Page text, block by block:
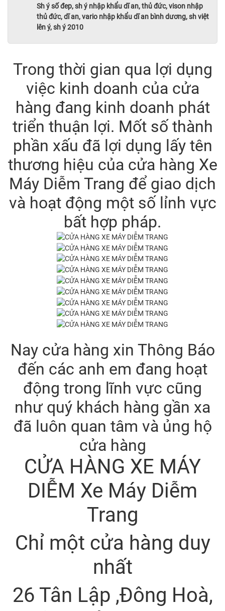
Sh ý số đep, sh ý nhập khẩu dĩ an, thủ đức, vison nhập
thủ đức, dĩ an, vario nhập khẩu dĩ an bình dương, sh việt
lên ý, sh ý 2010
Trong thời gian qua lợi dụng
việc kinh doanh của cửa
hàng đang kinh doanh phát
triển thuận lợi. Mốt số thành
phần xấu đã lợi dụng lấy tên
thương hiệu của cửa hàng Xe
Máy Diễm Trang để giao dịch
và hoạt động một số lỉnh vực
bất hợp pháp.
Nay cửa hàng xin Thông Báo
đến các anh em đang hoạt
động trong lĩnh vực cũng
như quý khách hàng gần xa
đã luôn quan tâm và ủng hộ
cửa hàng
CỬA HÀNG XE MÁY
DIỄM Xe Máy Diễm
Trang
Chỉ một cửa hàng duy
nhất
26 Tân Lập ,Đông Hoà,